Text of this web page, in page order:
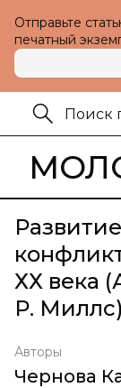
Отправьте
печатный
ХХ века
Р. Миллс)
Авторы
Чернова